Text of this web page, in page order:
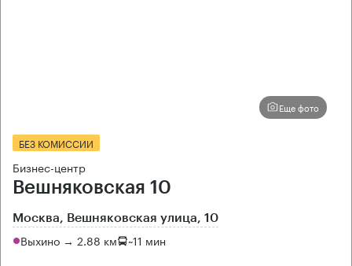
Еще фото
БЕЗ КОМИССИИ
Бизнес-центр
Вешняковская 10
Москва, Вешняковская улица, 10
Выхино → 2.88 км ~11 мин